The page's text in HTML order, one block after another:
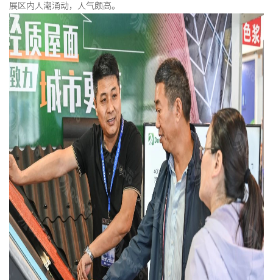
展区内人潮涌动，人气颇高。